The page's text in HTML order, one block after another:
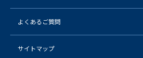
よくあるご質問
サイトマップ